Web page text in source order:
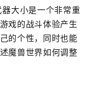
大小是一个非常重
戏的战斗体验产生
的个性，同时也能
魔兽世界如何调整